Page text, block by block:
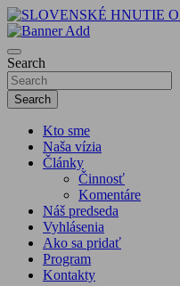
Skip
to
content
SLOVENSKÉ
Search
Search
Kto sme
Naša vízia
Články
Činnosť
Komentáre
Náš predseda
Vyhlásenia
Ako sa pridať
Program
Kontakty